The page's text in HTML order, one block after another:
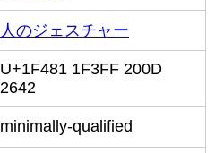
人のジェスチャー
U+1F481 1F3FF 200D
2642
minimally-qualified